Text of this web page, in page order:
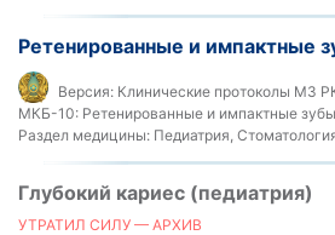
Ретенированные и импактные
Версия: Клинические протоколы МЗ
МКБ-10: Ретенированные и импактные
Раздел медицины: Педиатрия,
Глубокий кариес (педиатрия)
УТРАТИЛ СИЛУ — АРХИВ